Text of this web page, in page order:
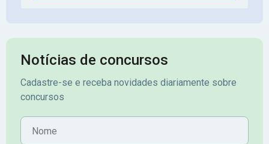
Notícias de concursos
Cadastre-se e receba novidades diariamente sobre
concursos
Nome